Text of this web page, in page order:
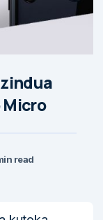
Micro
read